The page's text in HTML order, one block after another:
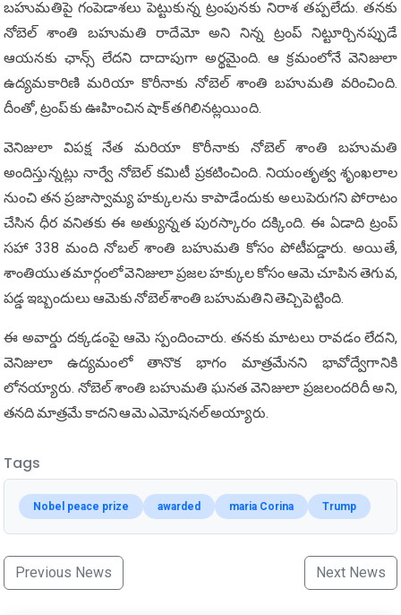
బహుమతిపై గంపెడాశలు పెట్టుకున్న ట్రంపునకు నిరాశ తప్పలేదు. తనకు
నోబెల్ శాంతి బహుమతి రాదేమో అని నిన్న ట్రంప్ నిట్టూర్చినప్పుడే
ఆయనకు ఛాన్స్ లేదని దాదాపుగా అర్థమైంది. ఆ క్రమంలోనే వెనిజులా
ఉద్యమకారిణి మరియా కొరీనాకు నోబెల్ శాంతి బహుమతి వరించింది.
దీంతో, ట్రంప్ కు ఊహించిన షాక్ తగిలినట్లయింది.
వెనిజులా విపక్ష నేత మరియా కొరీనాకు నోబెల్ శాంతి బహుమతి
అందిస్తున్నట్లు నార్వే నోబెల్ కమిటీ ప్రకటించింది. నియంతృత్వ శృంఖలాల
నుంచి తన ప్రజాస్వామ్య హక్కులను కాపాడేందుకు అలుపెరుగని పోరాటం
చేసిన ధీర వనితకు ఈ అత్యున్నత పురస్కారం దక్కింది. ఈ ఏడాది ట్రంప్
సహా 338 మంది నోబల్ శాంతి బహుమతి కోసం పోటీపడ్డారు. అయితే,
శాంతియుత మార్గంలో వెనిజులా ప్రజల హక్కుల కోసం ఆమె చూపిన తెగువ,
పడ్డ ఇబ్బందులు ఆమెకు నోబెల్ శాంతి బహుమతిని తెచ్చిపెట్టింది.
ఈ అవార్డు దక్కడంపై ఆమె స్పందించారు. తనకు మాటలు రావడం లేదని,
వెనిజులా ఉద్యమంలో తానొక భాగం మాత్రమేనని భావోద్వేగానికి
లోనయ్యారు. నోబెల్ శాంతి బహుమతి ఘనత వెనిజులా ప్రజలందరిదీ అని,
తనది మాత్రమే కాదని ఆమె ఎమోషనల్ అయ్యారు.
Tags
Nobel peace prize awarded maria Corina Trump
Previous News Next News